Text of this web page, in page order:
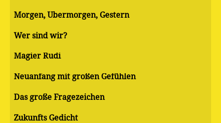
Morgen, Übermorgen, Gestern
Wer sind wir?
Magier Rudi
Neuanfang mit großen Gefühlen
Das große Fragezeichen
Zukunfts Gedicht